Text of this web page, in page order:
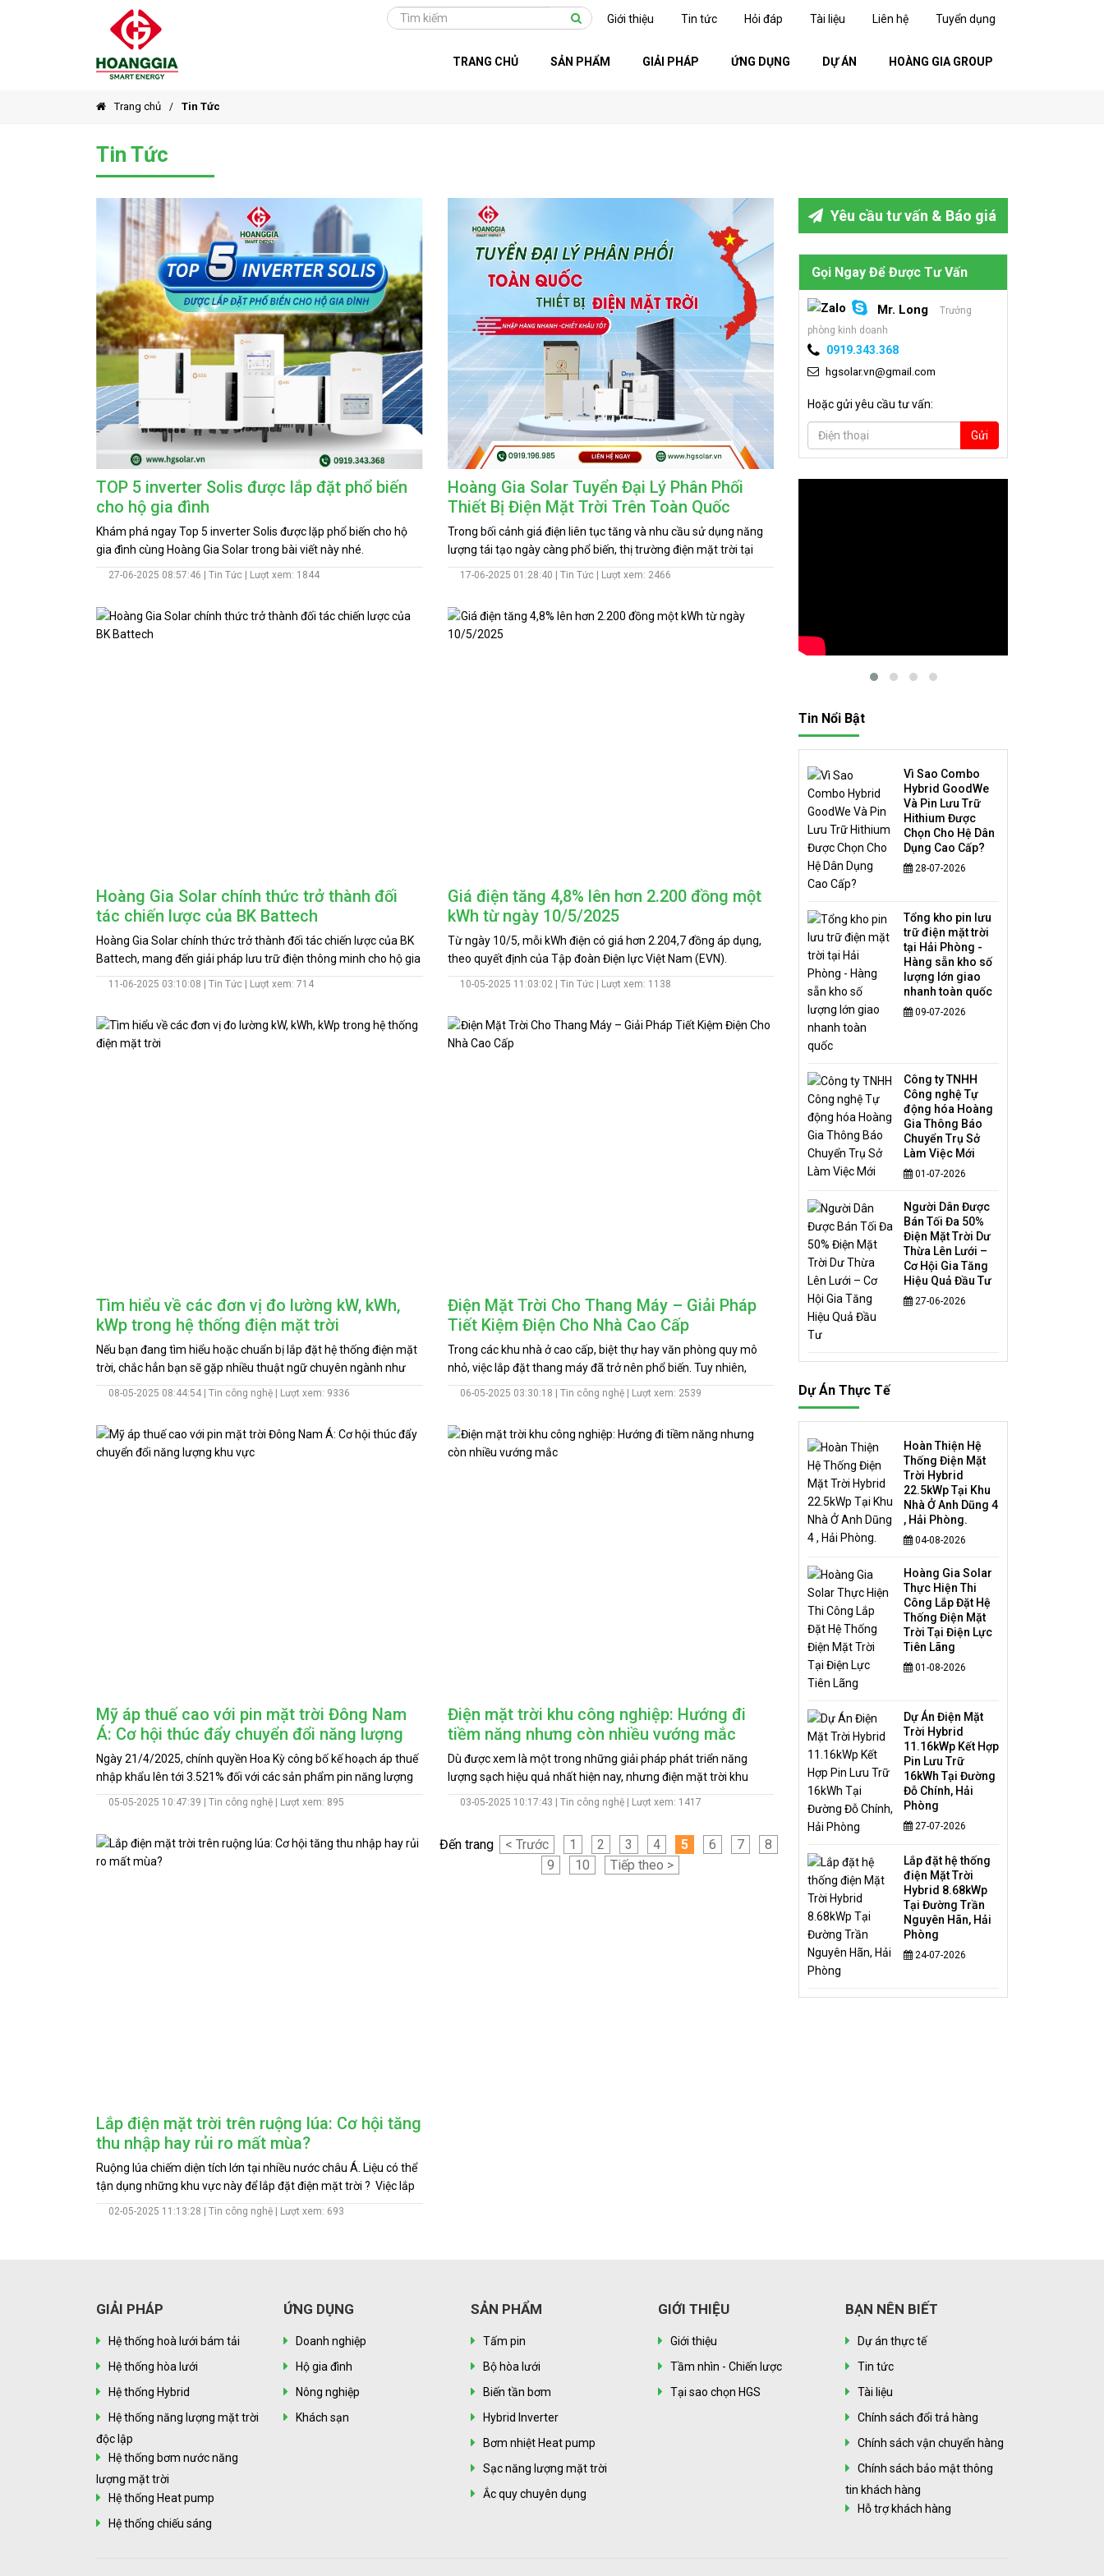
Giới thiệu Tin tức Hỏi đáp Tài liệu Liên hệ Tuyển dụng
TRANG CHỦ SẢN PHẨM GIẢI PHÁP ỨNG DỤNG DỰ ÁN HOÀNG GIA GROUP
Trang chủ Tin Tức
Tin Tức
TOP 5 inverter Solis được lắp đặt phổ biến
cho hộ gia đình
Khám phá ngay Top 5 inverter Solis được lặp phổ biến cho hộ
gia đình cùng Hoàng Gia Solar trong bài viết này nhé.
27-06-2025 08:57:46 | Tin Tức | Lượt xem: 1844
Hoàng Gia Solar Tuyển Đại Lý Phân Phối
Thiết Bị Điện Mặt Trời Trên Toàn Quốc
Trong bối cảnh giá điện liên tục tăng và nhu cầu sử dụng năng
lượng tái tạo ngày càng phổ biến, thị trường điện mặt trời tại
Việt Nam đang mở ra nhiều cơ hội kinh doanh hấp dẫn. Với định
trình tuyển đại lý phân phối các thiết bị điện mặt trời như: tấm
pin năng lượng mặt trời, inverter hybrid, pin lithium và giải pháp
17-06-2025 01:28:40 | Tin Tức | Lượt xem: 2466
Hoàng Gia Solar chính thức trở thành đối
tác chiến lược của BK Battech
Hoàng Gia Solar chính thức trở thành đối tác chiến lược của BK
Battech, mang đến giải pháp lưu trữ điện thông minh cho hộ gia
đình và doanh nghiệp tại Việt Nam.
11-06-2025 03:10:08 | Tin Tức | Lượt xem: 714
Giá điện tăng 4,8% lên hơn 2.200 đồng một
kWh từ ngày 10/5/2025
Từ ngày 10/5, mỗi kWh điện có giá hơn 2.204,7 đồng áp dụng,
theo quyết định của Tập đoàn Điện lực Việt Nam (EVN).
10-05-2025 11:03:02 | Tin Tức | Lượt xem: 1138
Tìm hiểu về các đơn vị đo lường kW, kWh,
kWp trong hệ thống điện mặt trời
Nếu bạn đang tìm hiểu hoặc chuẩn bị lắp đặt hệ thống điện mặt
trời, chắc hẳn bạn sẽ gặp nhiều thuật ngữ chuyên ngành như
kW, kWp, kWh. Việc hiểu rõ ý nghĩa của từng đơn vị này là vô
phân biệt rõ ràng các khái niệm này và ứng dụng vào thực tế.
08-05-2025 08:44:54 | Tin công nghệ | Lượt xem: 9336
Điện Mặt Trời Cho Thang Máy – Giải Pháp
Tiết Kiệm Điện Cho Nhà Cao Cấp
Trong các khu nhà ở cao cấp, biệt thự hay văn phòng quy mô
nhỏ, việc lắp đặt thang máy đã trở nên phổ biến. Tuy nhiên,
thang máy là một trong những thiết bị tiêu tốn nhiều điện năng,
đã lựa chọn điện mặt trời cho thang máy như một giải pháp tiết
kiệm, hiện đại và bền vững.
06-05-2025 03:30:18 | Tin công nghệ| Lượt xem: 2539
Mỹ áp thuế cao với pin mặt trời Đông Nam
Á: Cơ hội thúc đẩy chuyển đổi năng lượng
khu vực
Ngày 21/4/2025, chính quyền Hoa Kỳ công bố kế hoạch áp thuế
nhập khẩu lên tới 3.521% đối với các sản phẩm pin năng lượng
mặt trời có xuất xứ từ Việt Nam, Thái Lan, Malaysia và
05-05-2025 10:47:39 | Tin công nghệ | Lượt xem: 895
Điện mặt trời khu công nghiệp: Hướng đi
tiềm năng nhưng còn nhiều vướng mắc
Dù được xem là một trong những giải pháp phát triển năng
lượng sạch hiệu quả nhất hiện nay, nhưng điện mặt trời khu
công nghiệp vẫn chưa thể phát huy hết tiềm năng do còn vướng
03-05-2025 10:17:43 | Tin công nghệ| Lượt xem: 1417
Lắp điện mặt trời trên ruộng lúa: Cơ hội tăng
thu nhập hay rủi ro mất mùa?
Ruộng lúa chiếm diện tích lớn tại nhiều nước châu Á. Liệu có thể
tận dụng những khu vực này để lắp đặt điện mặt trời ? Việc lắp
đặt hệ thống điện mặt trời trên ruộng lúa đang trở thành một xu
02-05-2025 11:13:28 | Tin công nghệ | Lượt xem: 693
Đến trang < Trước 1 2 3 4 5 6 7
8
9
10 Tiếp theo >
Yêu cầu tư vấn & Báo giá
Gọi Ngay Để Được Tư Vấn
Mr. Long
Trưởng
phòng kinh doanh
0919.343.368
hgsolar.vn@gmail.com
Hoặc gửi yêu cầu tư vấn:
Gửi
Tin Nổi Bật
Vì Sao Combo
Hybrid GoodWe
Và Pin Lưu Trữ
Hithium Được
Chọn Cho Hệ Dân
Dụng Cao Cấp?
28-07-2026
Tổng kho pin lưu
trữ điện mặt trời
tại Hải Phòng -
Hàng sẵn kho số
lượng lớn giao
nhanh toàn quốc
09-07-2026
Công ty TNHH
Công nghệ Tự
động hóa Hoàng
Gia Thông Báo
Chuyển Trụ Sở
Làm Việc Mới
01-07-2026
Người Dân Được
Bán Tối Đa 50%
Điện Mặt Trời Dư
Thừa Lên Lưới –
Cơ Hội Gia Tăng
Hiệu Quả Đầu Tư
27-06-2026
Dự Án Thực Tế
Hoàn Thiện Hệ
Thống Điện Mặt
Trời Hybrid
22.5kWp Tại Khu
Nhà Ở Anh Dũng 4
, Hải Phòng.
04-08-2026
Hoàng Gia Solar
Thực Hiện Thi
Công Lắp Đặt Hệ
Thống Điện Mặt
Trời Tại Điện Lực
Tiên Lãng
01-08-2026
Dự Án Điện Mặt
Trời Hybrid
11.16kWp Kết Hợp
Pin Lưu Trữ
16kWh Tại Đường
Đỗ Chính, Hải
Phòng
27-07-2026
Lắp đặt hệ thống
điện Mặt Trời
Hybrid 8.68kWp
Tại Đường Trần
Nguyên Hãn, Hải
Phòng
24-07-2026
GIẢI PHÁP
Hệ thống hoà lưới bám tải
Hệ thống hòa lưới
Hệ thống Hybrid
Hệ thống năng lượng mặt trời
độc lập
Hệ thống bơm nước năng
lượng mặt trời
Hệ thống Heat pump
Hệ thống chiếu sáng
ỨNG DỤNG
Doanh nghiệp
Hộ gia đình
Nông nghiệp
Khách sạn
SẢN PHẨM
Tấm pin
Bộ hòa lưới
Biến tần bơm
Hybrid Inverter
Bơm nhiệt Heat pump
Sạc năng lượng mặt trời
Ắc quy chuyên dụng
GIỚI THIỆU
Giới thiệu
Tầm nhìn - Chiến lược
Tại sao chọn HGS
BẠN NÊN BIẾT
Dự án thực tế
Tin tức
Tài liệu
Chính sách đổi trả hàng
Chính sách vận chuyển hàng
Chính sách bảo mật thông
tin khách hàng
Hỗ trợ khách hàng